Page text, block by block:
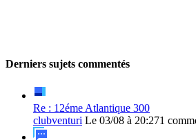
Derniers sujets commentés
Re : 12éme Atlantique 300
clubventuri Le 03/08 à 20:271